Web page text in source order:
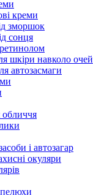
креми
зморшок
сонця
шкіри навколо очей
автозасмаги
обличчя
і автозагар
окуляри